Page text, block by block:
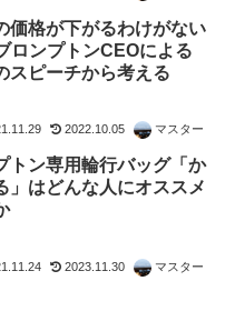
価格が下がるわけがない
ロンプトンCEOによる
スピーチから考える
2022.10.05 マスター
トン専用輪行バッグ「か
」はどんな人にオススメ
2023.11.30 マスター